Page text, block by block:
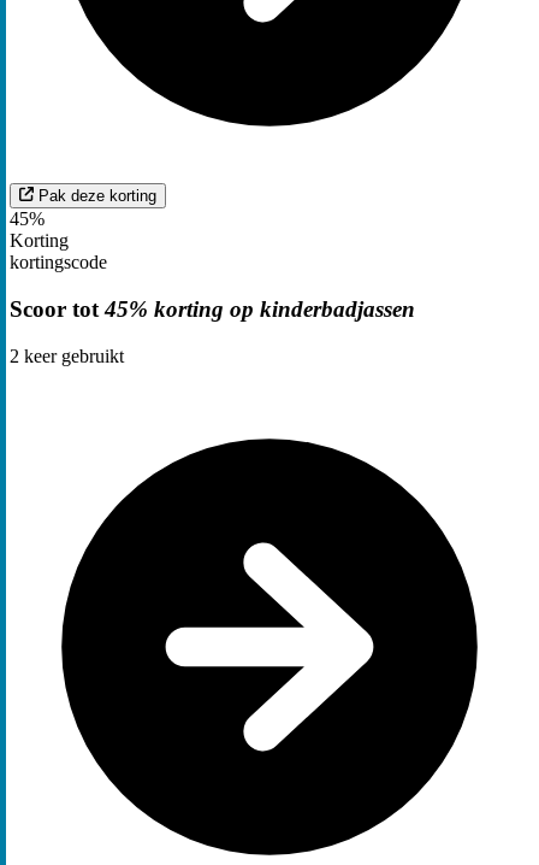
Pak deze korting
45%
Korting
kortingscode
Scoor tot45% korting op kinderbadjassen
2 keer gebruikt